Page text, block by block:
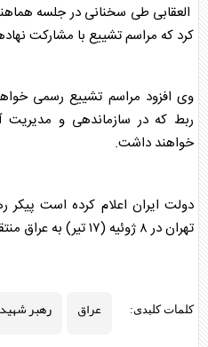
العقابی طی سخنانی در جلسه
کرد که مراسم تشییع با مشارکت
وی افزود مراسم تشییع رسمی
ربط که در سازماندهی و
خواهند داشت.
دولت ایران اعلام کرده است پیکر
تهران در ۸ ژوئیه (۱۷ تیر) به
عراق
کلمات کلیدی: عراق رهبر